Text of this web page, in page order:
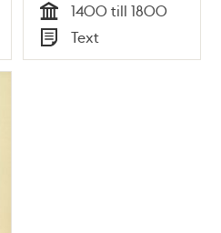
Tid
1400 till 1800
Typ
Text